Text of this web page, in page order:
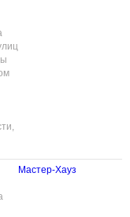
Мастер-Хауз